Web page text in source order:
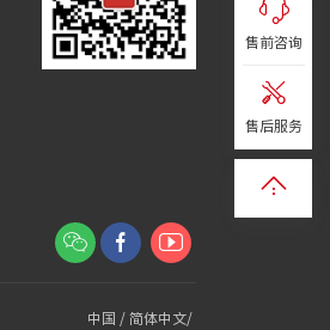
中国 / 简体中文/
售前咨询
售后服务